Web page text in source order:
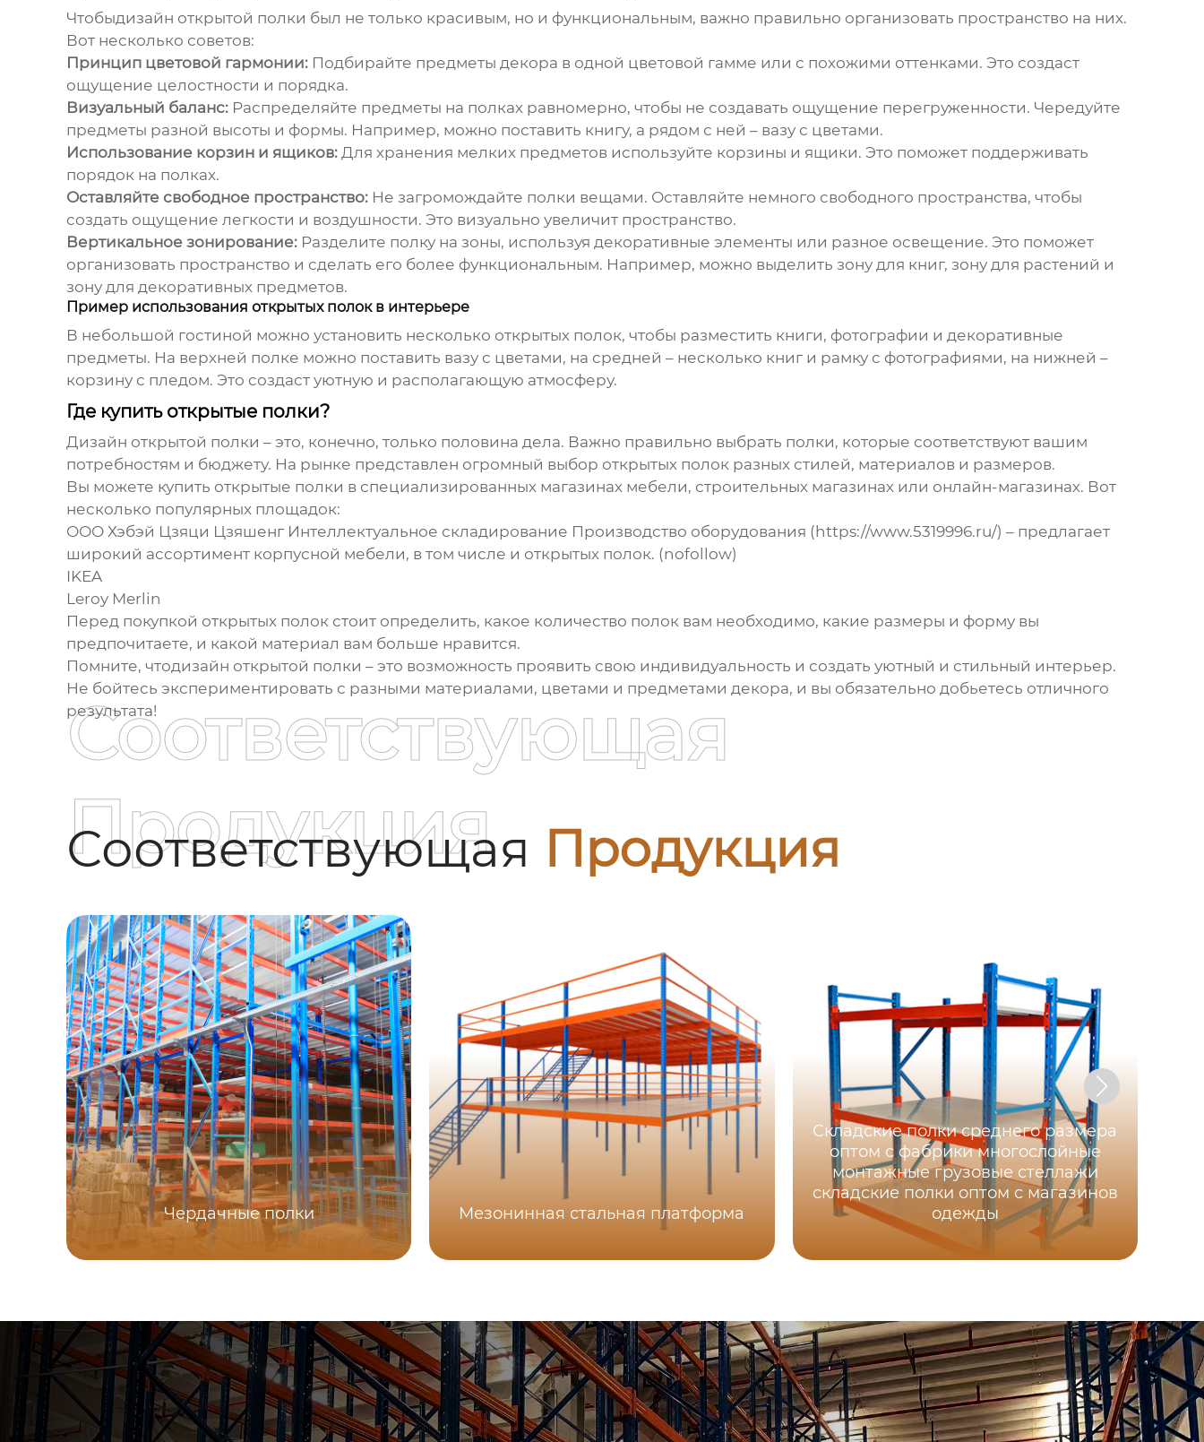
Чтобыдизайн открытой полки был не только красивым, но и функциональным, важно правильно организовать пространство на них.
Вот несколько советов:
Принцип цветовой гармонии:Подбирайте предметы декора в одной цветовой гамме или с похожими оттенками. Это создаст
ощущение целостности и порядка.
Визуальный баланс:Распределяйте предметы на полках равномерно, чтобы не создавать ощущение перегруженности. Чередуйте
предметы разной высоты и формы. Например, можно поставить книгу, а рядом с ней – вазу с цветами.
Использование корзин и ящиков:Для хранения мелких предметов используйте корзины и ящики. Это поможет поддерживать
порядок на полках.
Оставляйте свободное пространство:Не загромождайте полки вещами. Оставляйте немного свободного пространства, чтобы
создать ощущение легкости и воздушности. Это визуально увеличит пространство.
Вертикальное зонирование:Разделите полку на зоны, используя декоративные элементы или разное освещение. Это поможет
организовать пространство и сделать его более функциональным. Например, можно выделить зону для книг, зону для растений и
зону для декоративных предметов.
Пример использования открытых полок в интерьере
В небольшой гостиной можно установить несколько открытых полок, чтобы разместить книги, фотографии и декоративные
предметы. На верхней полке можно поставить вазу с цветами, на средней – несколько книг и рамку с фотографиями, на нижней –
корзину с пледом. Это создаст уютную и располагающую атмосферу.
Где купить открытые полки?
Дизайн открытой полки – это, конечно, только половина дела. Важно правильно выбрать полки, которые соответствуют вашим
потребностям и бюджету. На рынке представлен огромный выбор открытых полок разных стилей, материалов и размеров.
Вы можете купить открытые полки в специализированных магазинах мебели, строительных магазинах или онлайн-магазинах. Вот
несколько популярных площадок:
ООО Хэбэй Цзяци Цзяшенг Интеллектуальное складирование Производство оборудования (https://www.5319996.ru/) – предлагает
широкий ассортимент корпусной мебели, в том числе и открытых полок. (nofollow)
IKEA
Leroy Merlin
Перед покупкой открытых полок стоит определить, какое количество полок вам необходимо, какие размеры и форму вы
предпочитаете, и какой материал вам больше нравится.
Помните, чтодизайн открытой полки – это возможность проявить свою индивидуальность и создать уютный и стильный интерьер.
Не бойтесь экспериментировать с разными материалами, цветами и предметами декора, и вы обязательно добьетесь отличного
результата!
Соответствующая Продукция
Соответствующая
Продукция
Чердачные полки Мезонинная стальная платформа
Складские полки среднего размера
оптом с фабрики многослойные
монтажные грузовые стеллажи
складские полки оптом с магазинов
одежды